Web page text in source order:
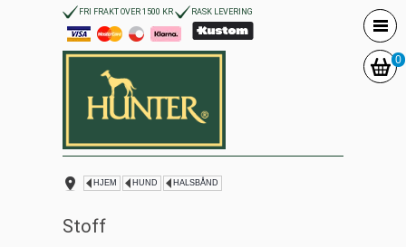
0
FRI FRAKT OVER 1500 KR RASK LEVERING
HJEM HUND HALSBÅND
Stoff